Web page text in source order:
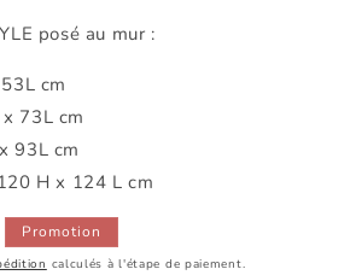
posé au mur :
cm
73L cm
93L cm
H x 124 L cm
Promotion
calculés à l'étape de paiement.